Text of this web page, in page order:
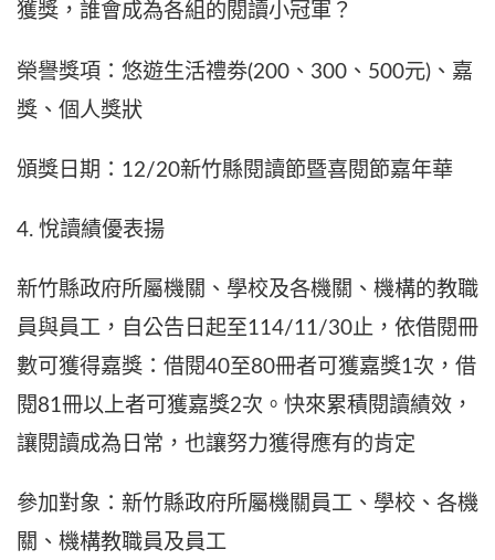
獲獎，誰會成為各組的閱讀小冠軍？
榮譽獎項：悠遊生活禮劵(200、300、500元)、嘉
獎、個人獎狀
頒獎日期：12/20新竹縣閱讀節暨喜閱節嘉年華
4. 悅讀績優表揚
新竹縣政府所屬機關、學校及各機關、機構的教職
員與員工，自公告日起至114/11/30止，依借閱冊
數可獲得嘉獎：借閱40至80冊者可獲嘉獎1次，借
閱81冊以上者可獲嘉獎2次。快來累積閱讀績效，
讓閱讀成為日常，也讓努力獲得應有的肯定
參加對象：新竹縣政府所屬機關員工、學校、各機
關、機構教職員及員工